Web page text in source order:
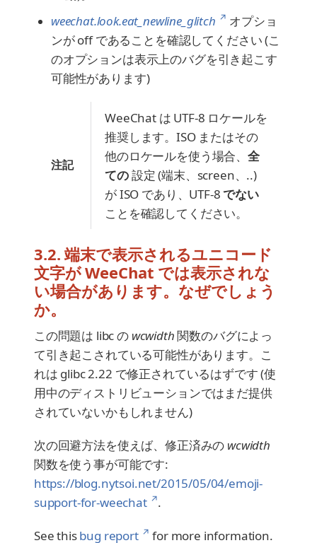
weechat.look.eat_newline_glitch ↗ オプショ
ンが off であることを確認してください (こ
のオプションは表示上のバグを引き起こす
可能性があります)
注記
WeeChat は UTF-8 ロケールを
推奨します。ISO またはその
他のロケールを使う場合、全
ての設定 (端末、screen、..)
が ISO であり、UTF-8でない
ことを確認してください。
3.2. 端末で表示されるユニコード
文字が WeeChat では表示されな
い場合があります。なぜでしょう
か。
この問題は libc の wcwidth関数のバグによっ
て引き起こされている可能性があります。こ
れは glibc 2.22 で修正されているはずです (使
用中のディストリビューションではまだ提供
されていないかもしれません)
次の回避方法を使えば、修正済みの wcwidth
関数を使う事が可能です:
https://blog.nytsoi.net/2015/05/04/emoji-
support-for-weechat ↗.
See thisbug report ↗ for more information.